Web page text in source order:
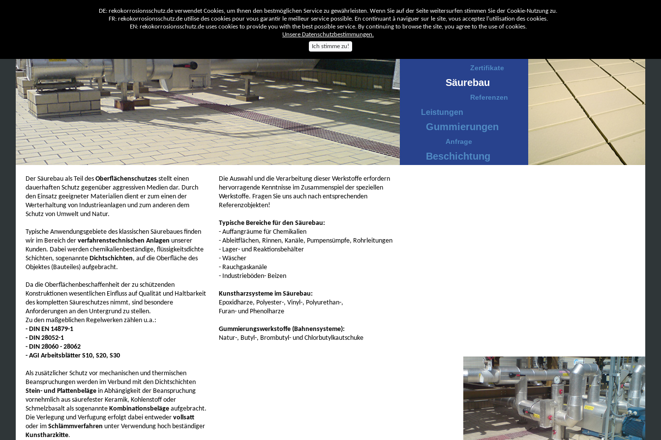
Zertifikate
Säurebau
Referenzen
Leistungen
Gummierungen
Anfrage
Beschichtung
Der Säurebau als Teil des Oberflächenschutzes stellt einen
dauerhaften Schutz gegenüber aggressiven Medien dar. Durch
den Einsatz geeigneter Materialien dient er zum einen der
Werterhaltung von Industrieanlagen und zum anderen dem
Schutz von Umwelt und Natur.
Typische Anwendungsgebiete des klassischen Säurebaues finden
wir im Bereich der verfahrenstechnischen Anlagen unserer
Kunden. Dabei werden chemikalienbeständige, flüssigkeitsdichte
Schichten, sogenannte Dichtschichten, auf die Oberfläche des
Objektes (Bauteiles) aufgebracht.
Da die Oberflächenbeschaffenheit der zu schützenden
Konstruktionen wesentlichen Einfluss auf Qualität und Haltbarkeit
des kompletten Säureschutzes nimmt, sind besondere
Anforderungen an den Untergrund zu stellen.
Zu den maßgeblichen Regelwerken zählen u.a.:
- DIN EN 14879-1
- DIN 28052-1
- DIN 28060 - 28062
- AGI Arbeitsblätter S10, S20, S30
Als zusätzlicher Schutz vor mechanischen und thermischen
Beanspruchungen werden im Verbund mit den Dichtschichten
Stein- und Plattenbeläge in Abhängigkeit der Beanspruchung
vornehmlich aus säurefester Keramik, Kohlenstoff oder
Schmelzbasalt als sogenannte Kombinationsbeläge aufgebracht.
Die Verlegung und Verfugung erfolgt dabei entweder vollsatt
oder im Schlämmverfahren unter Verwendung hoch beständiger
Kunstharzkitte.
Die Auswahl und die Verarbeitung dieser Werkstoffe erfordern
hervorragende Kenntnisse im Zusammenspiel der speziellen
Werkstoffe. Fragen Sie uns auch nach entsprechenden
Referenzobjekten!
Typische Bereiche für den Säurebau:
- Auffangräume für Chemikalien
- Ableitflächen, Rinnen, Kanäle, Pumpensümpfe, Rohrleitungen
- Lager- und Reaktionsbehälter
- Wäscher
- Rauchgaskanäle
- Industrieböden- Beizen
Kunstharzsysteme im Säurebau:
Epoxidharze, Polyester-, Vinyl-, Polyurethan-,
Furan- und Phenolharze
Gummierungswerkstoffe (Bahnensysteme):
Natur-, Butyl-, Brombutyl- und Chlorbutylkautschuke
DE: rekokorrosionsschutz.de verwendet Cookies, um Ihnen den bestmöglichen Service zu gewährleisten. Wenn Sie auf der Seite weitersurfen stimmen Sie der Cookie-Nutzung zu.
FR: rekokorrosionsschutz.de utilise des cookies pour vous garantir le meilleur service possible. En continuant à naviguer sur le site, vous acceptez l'utilisation des cookies.
EN: rekokorrosionsschutz.de uses cookies to provide you with the best possible service. By continuing to browse the site, you agree to the use of cookies.
Unsere Datenschutzbestimmungen.
Ich stimme zu!